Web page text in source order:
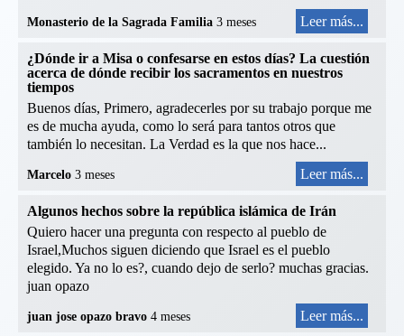
Monasterio de la Sagrada Familia 3 meses Leer más...
¿Dónde ir a Misa o confesarse en estos días? La cuestión
acerca de dónde recibir los sacramentos en nuestros
tiempos
Buenos días, Primero, agradecerles por su trabajo porque me
es de mucha ayuda, como lo será para tantos otros que
también lo necesitan. La Verdad es la que nos hace...
Marcelo 3 meses Leer más...
Algunos hechos sobre la república islámica de Irán
Quiero hacer una pregunta con respecto al pueblo de
Israel,Muchos siguen diciendo que Israel es el pueblo
elegido. Ya no lo es?, cuando dejo de serlo? muchas gracias.
juan opazo
juan jose opazo bravo 4 meses Leer más...